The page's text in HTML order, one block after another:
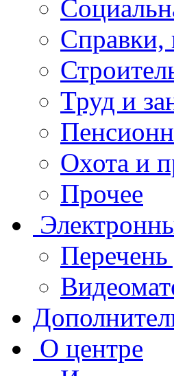
Справки,
Труд и
Охота и
Прочее
Перечень
О центре